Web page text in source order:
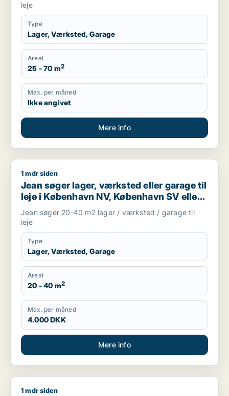
leje
Type
Lager, Værksted, Garage
Areal
25 - 70 m2
Max. per måned
Ikke angivet
Mere info
Jean søger lager, værksted eller garage til leje i København
1 mdr siden
Jean søger lager, værksted eller garage til
leje i København NV, København SV eller
Valby m.fl.
Jean søger 20-40 m2 lager / værksted / garage til
leje
Type
Lager, Værksted, Garage
Areal
20 - 40 m2
Max. per måned
4.000 DKK
Mere info
Hans søger værksted til leje i Vesterbro, Frederiksberg eller
1 mdr siden